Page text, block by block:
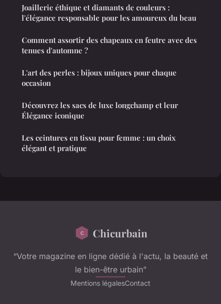
Joaillerie éthique et diamants de couleurs :
l'élégance responsable pour les amoureux du beau
Comment assortir des chapeaux en feutre avec des
tenues d'automne ?
L'art des perles : bijoux uniques pour chaque
occasion
Découvrez les sacs de luxe longchamp et leur
Élégance iconique
Les ceintures en tissu pour femme : un choix
élégant et pratique
Chicurbain
“Votre magazine en ligne dédié à l'actu, la beauté et
le bien-être urbain”
Mentions légalesContact